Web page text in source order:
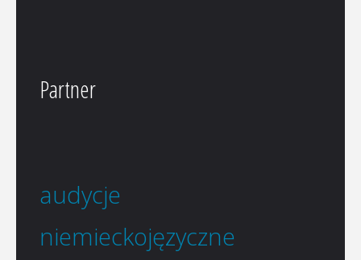
Partner
audycje
niemieckojęzyczne